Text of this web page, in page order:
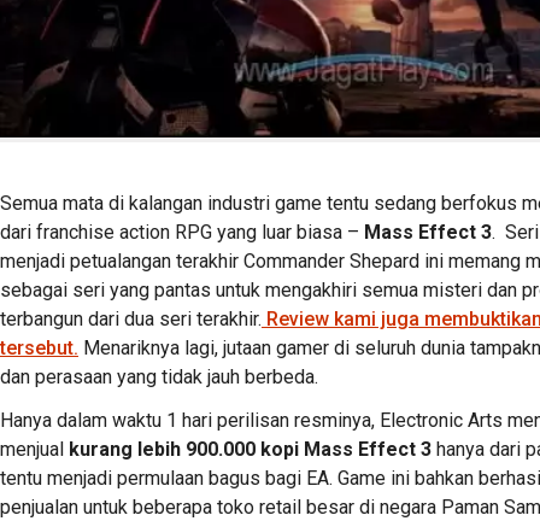
Semua mata di kalangan industri game tentu sedang berfokus
dari franchise action RPG yang luar biasa – Mass Effect 3. Seri
menjadi petualangan terakhir Commander Shepard ini memang
sebagai seri yang pantas untuk mengakhiri semua misteri dan
terbangun dari dua seri terakhir. Review kami juga
tersebut. Menariknya lagi, jutaan gamer di seluruh dunia
dan perasaan yang tidak jauh berbeda.
Hanya dalam waktu 1 hari perilisan resminya, Electronic Arts
menjual kurang lebih 900.000 kopi Mass Effect 3 hanya dari
tentu menjadi permulaan bagus bagi EA. Game ini bahkan
penjualan untuk beberapa toko retail besar di negara Paman